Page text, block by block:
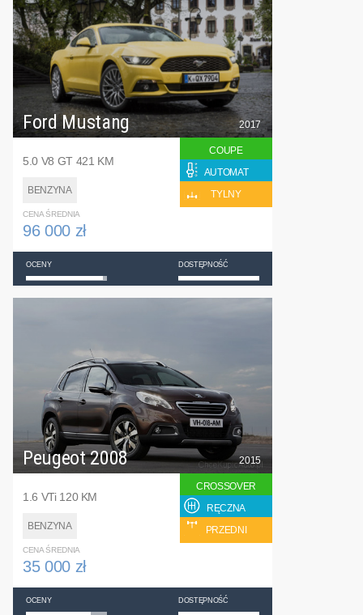
Ford Mustang
5.0 V8 GT 421 KM
BENZYNA
2017
COUPE
AUTOMAT
TYLNY
CENA ŚREDNIA
96 000 zł
OCENY DOSTĘPNOŚĆ
Peugeot 2008
1.6 VTi 120 KM
BENZYNA
2015
CROSSOVER
RĘCZNA
PRZEDNI
CENA ŚREDNIA
35 000 zł
OCENY DOSTĘPNOŚĆ